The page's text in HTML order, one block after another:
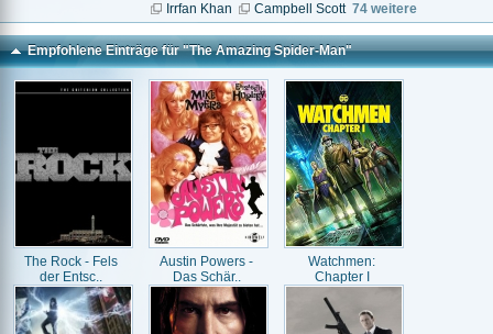
Irrfan Khan
Campbell Scott 74 weitere
Empfohlene Einträge für "The Amazing Spider-Man"
The Rock - Fels
der Entsc..
Austin Powers -
Das Schär..
Watchmen:
Chapter I